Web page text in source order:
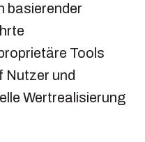
basierender
Tools
Nutzer und
Wertrealisierung